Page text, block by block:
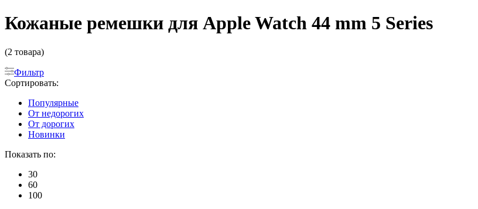
Кожаные ремешки для Apple Watch 44 mm 5 Series
(2 товара)
Фильтр
Сортировать:
Популярные
От недорогих
От дорогих
Новинки
Показать по:
30
60
100